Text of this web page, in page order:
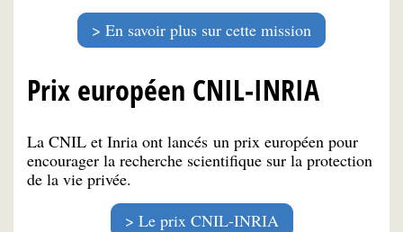
En savoir plus sur cette mission
Prix européen CNIL-INRIA
La CNIL et Inria ont lancés un prix européen pour
encourager la recherche scientifique sur la protection
de la vie privée.
Le prix CNIL-INRIA